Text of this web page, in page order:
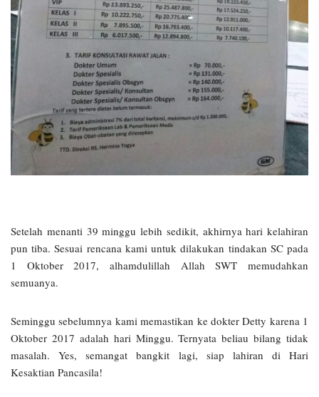
Setelah menanti 39 minggu lebih sedikit, akhirnya hari kelahiran
pun tiba. Sesuai rencana kami untuk dilakukan tindakan SC pada
1 Oktober 2017, alhamdulillah Allah SWT memudahkan
semuanya.
Seminggu sebelumnya kami memastikan ke dokter Detty karena 1
Oktober 2017 adalah hari Minggu. Ternyata beliau bilang tidak
masalah. Yes, semangat bangkit lagi, siap lahiran di Hari
Kesaktian Pancasila!